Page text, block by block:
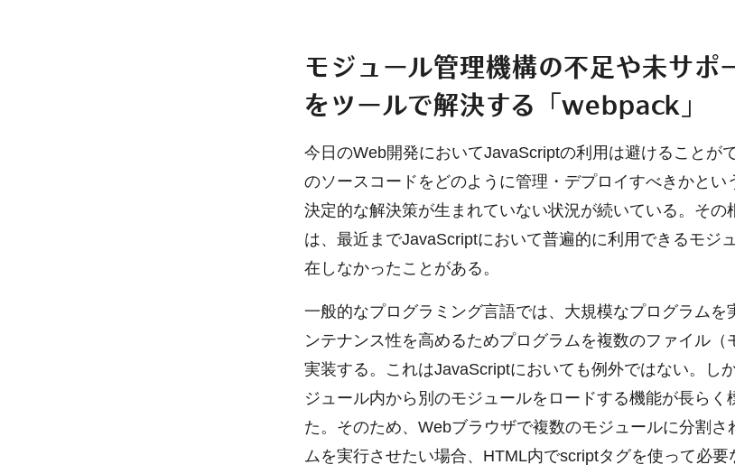
モジュール管理機構の不足や未サポ
をツールで解決する「webpack」
今日のWeb開発においてJavaScriptの利用は避けることが
のソースコードをどのように管理・デプロイすべきかとい
決定的な解決策が生まれていない状況が続いている。その
は、最近までJavaScriptにおいて普遍的に利用できるモジ
在しなかったことがある。
一般的なプログラミング言語では、大規模なプログラムを
ンテナンス性を高めるためプログラムを複数のファイル（
実装する。これはJavaScriptにおいても例外ではない。し
ジュール内から別のモジュールをロードする機能が長らく
た。そのため、Webブラウザで複数のモジュールに分割さ
ムを実行させたい場合、HTML内でscriptタグを使って必要